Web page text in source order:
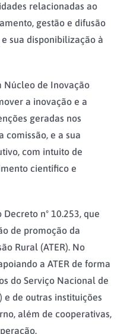
relacionadas ao
gestão e difusão
sua disponibilização à
Núcleo de Inovação
a inovação e a
geradas nos
comissão, e a sua
com intuito de
científico e
nº 10.253, que
de promoção da
Rural (ATER). No
a ATER de forma
do Serviço Nacional de
e de outras instituições
além de cooperativas,